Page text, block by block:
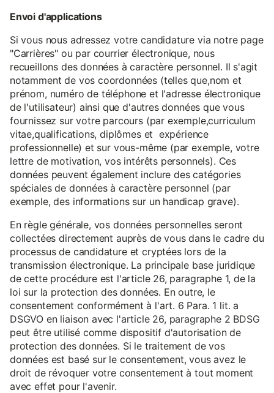
Envoi d'applications
Si vous nous adressez votre candidature via notre page
"Carrières" ou par courrier électronique, nous
recueillons des données à caractère personnel. Il s'agit
notamment de vos coordonnées (telles que,nom et
prénom, numéro de téléphone et l'adresse électronique
de l'utilisateur) ainsi que d'autres données que vous
fournissez sur votre parcours (par exemple,curriculum
vitae,qualifications, diplômes et expérience
professionnelle) et sur vous-même (par exemple, votre
lettre de motivation, vos intérêts personnels). Ces
données peuvent également inclure des catégories
spéciales de données à caractère personnel (par
exemple, des informations sur un handicap grave).
En règle générale, vos données personnelles seront
collectées directement auprès de vous dans le cadre du
processus de candidature et cryptées lors de la
transmission électronique. La principale base juridique
de cette procédure est l'article 26, paragraphe 1, de la
loi sur la protection des données. En outre, le
consentement conformément à l'art. 6 Para. 1 lit. a
DSGVO en liaison avec l'article 26, paragraphe 2 BDSG
peut être utilisé comme dispositif d'autorisation de
protection des données. Si le traitement de vos
données est basé sur le consentement, vous avez le
droit de révoquer votre consentement à tout moment
avec effet pour l'avenir.